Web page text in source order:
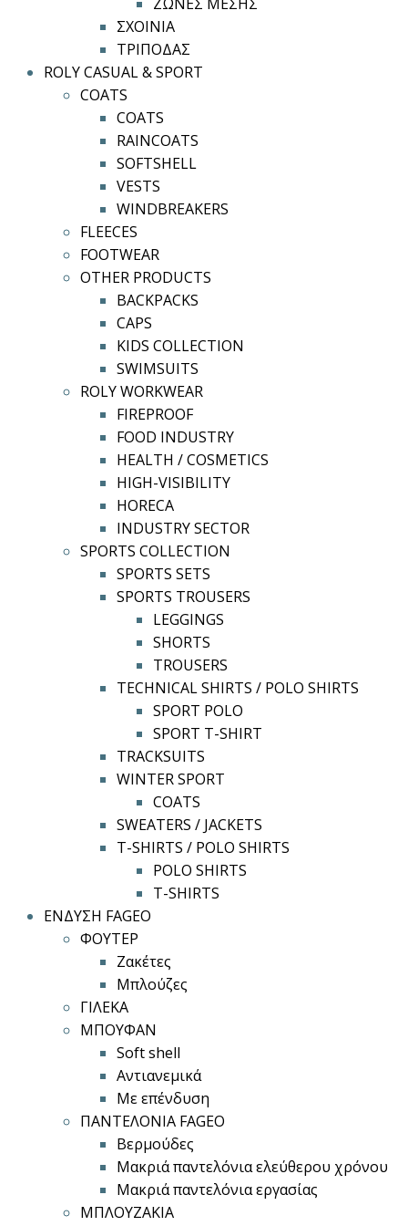
ΖΩΝΕΣ ΜΕΣΗΣ
ΣΧΟΙΝΙΑ
ΤΡΙΠΟΔΑΣ
ROLY CASUAL & SPORT
COATS
COATS
RAINCOATS
SOFTSHELL
VESTS
WINDBREAKERS
FLEECES
FOOTWEAR
OTHER PRODUCTS
BACKPACKS
CAPS
KIDS COLLECTION
SWIMSUITS
ROLY WORKWEAR
FIREPROOF
FOOD INDUSTRY
HEALTH / COSMETICS
HIGH-VISIBILITY
HORECA
INDUSTRY SECTOR
SPORTS COLLECTION
SPORTS SETS
SPORTS TROUSERS
LEGGINGS
SHORTS
TROUSERS
TECHNICAL SHIRTS / POLO SHIRTS
SPORT POLO
SPORT T-SHIRT
TRACKSUITS
WINTER SPORT
COATS
SWEATERS / JACKETS
T-SHIRTS / POLO SHIRTS
POLO SHIRTS
T-SHIRTS
ΕΝΔΥΣΗ FAGEO
ΦΟΥΤΕΡ
Ζακέτες
Μπλούζες
ΓΙΛΕΚΑ
ΜΠΟΥΦΑΝ
Soft shell
Αντιανεμικά
Με επένδυση
ΠΑΝΤΕΛΟΝΙΑ FAGEO
Βερμούδες
Μακριά παντελόνια ελεύθερου χρόνου
Μακριά παντελόνια εργασίας
ΜΠΛΟΥΖΑΚΙΑ